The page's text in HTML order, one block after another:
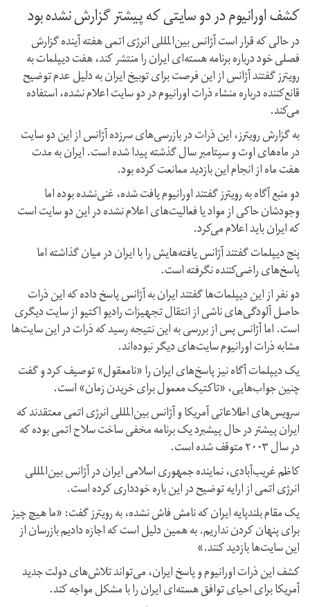
کشف اورانیوم در دو سایتی که پیشتر گزارش نشده بود
در حالی که قرار است آژانس بین‌المللی انرژی اتمی هفته آینده گزارش
فصلی خود درباره برنامه هسته‌ای ایران را منتشر کند، هفت دیپلمات به
رویترز گفتند آژانس از این فرصت برای توبیخ ایران به دلیل عدم توضیح
قانع‌کننده درباره منشاء ذرات اورانیوم در دو سایت اعلام نشده، استفاده
می‌کند.
به گزارش رویترز، این ذرات در بازرسی‌های سرزده آژانس از این دو سایت
در ماه‌های اوت و سپتامبر سال گذشته پیدا شده است. ایران به مدت
هفت ماه از انجام این بازدید ممانعت کرده بود.
دو‌ منبع آگاه به رویترز گفتند اورانیوم یافت شده، غنی‌نشده بوده اما
وجودشان حاکی از مواد یا فعالیت‌های اعلام نشده در این دو سایت است
که ایران باید اعلام می‌کرد.
پنج دیپلمات گفتند آژانس یافته‌هایش را با ایران در میان گذاشته اما
پاسخ‌های راضی‌کننده نگرفته است.
دو نفر از این دیپلمات‌ها گفتند ایران به آژانس پاسخ داده که این ذرات
حاصل آلودگی‌های ناشی از انتقال تجهیزات رادیو اکتیو از سایت دیگری
است. اما آژانس پس از بررسی به این نتیجه رسید که ذرات در این سایت‌ها
مشابه ذرات اورانیوم سایت‌های دیگر نبوده‌اند.
یک دیپلمات آگاه نیز پاسخ‌های ایران را «نامعقول» توصیف کرد و گفت
چنین جواب‌هایی، «تاکتیک معمول برای خریدن زمان» است.
سرویس‌های اطلاعاتی آمریکا و آژانس بین‌المللی انرژی اتمی معتقدند که
ایران پیشتر در حال پیشبرد یک برنامه مخفی ساخت سلاح اتمی بوده که
در سال ۲۰۰۳ متوقف شده است.
کاظم غریب‌آبادی، نماینده جمهوری اسلامی ایران در آژانس بین‌المللی
انرژی اتمی از ارایه توضیح در این باره خودداری کرده است.
یک مقام بلندپایه ایران که نامش فاش نشده، به رویترز گفت: «ما هیچ چیز
برای پنهان کردن نداریم. به همین دلیل است که اجازه دادیم بازرسان از
این سایت‌ها بازدید کنند.»
کشف این ذرات اورانیوم و پاسخ ایران، می‌تواند تلاش‌های دولت جدید
آمریکا برای احیای توافق هسته‌ای ایران را با مشکل مواجه کند.